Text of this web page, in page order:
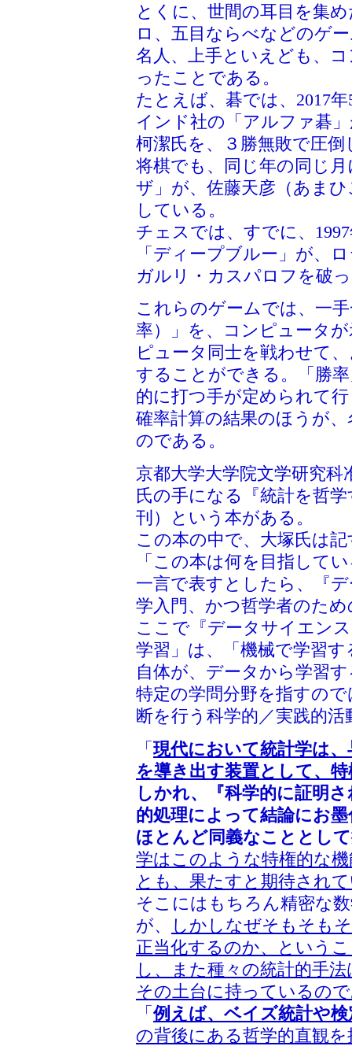
とくに、世間の耳目を集
ロ、五目ならべなどのゲ
名人、上手といえども、
ったことである。
たとえば、碁では、2017
インド社の「アルファ碁
柯潔氏を、３勝無敗で圧
将棋でも、同じ年の同じ
ザ」が、佐藤天彦（あま
している。
チェスでは、すでに、
「ディープブルー」が、
ガルリ・カスパロフを破
これらのゲームでは、一
率）」を、コンピュータ
ピュータ同士を戦わせて
することができる。「勝
的に打つ手が定められて
確率計算の結果のほうが
のである。
京都大学大学院文学研究
氏の手になる『統計を哲
刊）という本がある。
この本の中で、大塚氏は記
「この本は何を目指して
一言で表すとしたら、『
学入門、かつ哲学者のた
ここで『データサイエン
学習」は、「機械で学習
自体が、データから学習
特定の学問分野を指すの
断を行う科学的／実践的
「現代において統計学は
を導き出す装置として、
しかれ、『科学的に証明
的処理によって結論にお
ほとんど同義なこととし
学はこのような特権的な
とも、果たすと期待され
そこにはもちろん精密な
が、
しかしなぜそもそも
正当化するのか、という
し、また種々の統計的手
その土台に持っているの
「 例えば、ベイズ統計や
の背後にある哲学的直観